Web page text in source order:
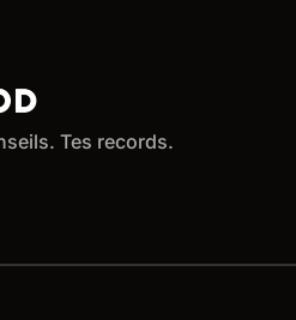
Tes records.